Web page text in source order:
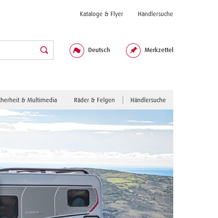
Kataloge & Flyer Händlersuche
Deutsch Merkzettel
& Multimedia Räder & Felgen Händlersuche